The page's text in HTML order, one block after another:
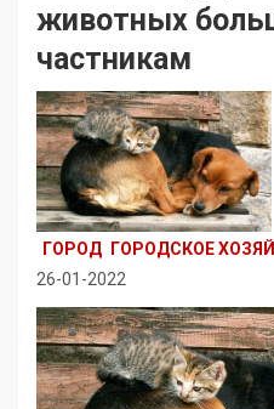
животных
частникам
ГОРОД
ГОРОДСКОЕ
26-01-2022